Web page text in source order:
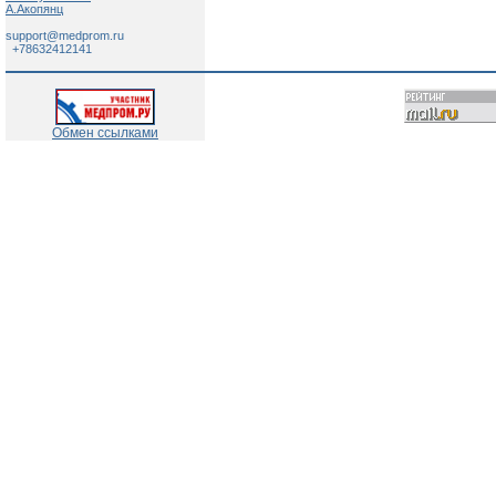
А.Акопянц
support@medprom.ru
+78632412141
Обмен ссылками